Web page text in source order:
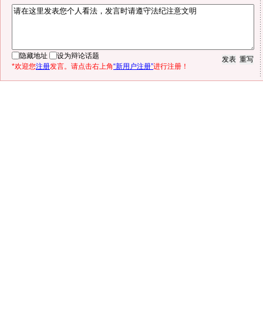
隐藏地址
设为辩论话题
*欢迎您注册发言。请点击右上角“新用户注册”进行注册！